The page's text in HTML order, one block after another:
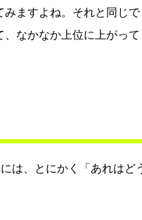
ますよね。それと同じで
なかなか上位に上がって
は、とにかく「あれはど